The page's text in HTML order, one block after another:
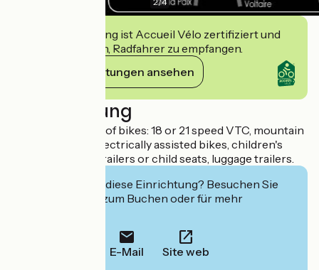
Diese Einrichtung ist Accueil Vélo zertifiziert und
verpflichtet sich, Radfahrer zu empfangen.
Ihre Verpflichtungen ansehen
Beschreibung
Rental of all types of bikes: 18 or 21 speed VTC, mountain
bikes, tandems, electrically assisted bikes, children's
bikes, followers, trailers or child seats, luggage trailers.
Interessiert Sie diese Einrichtung? Besuchen Sie
deren Website zum Buchen oder für mehr
E-Mail Site web